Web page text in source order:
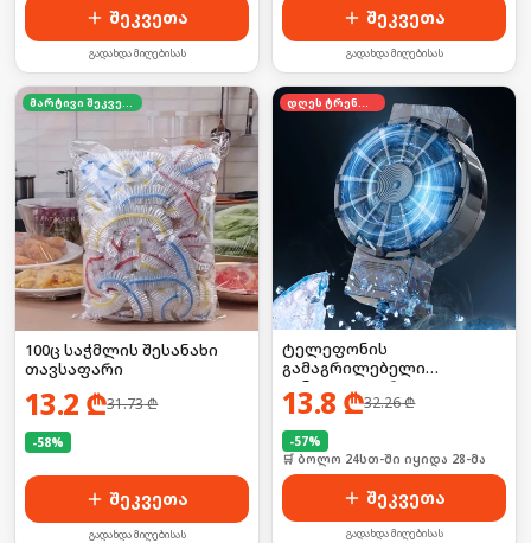
შეკვეთა
გადახდა მიღებისას
შეკვეთა
გადახდა მიღებისას
მარტივი შეკვეთა
100ც საჭმლის შესანახი
თავსაფარი
13.2 ₾31.73₾
-58%
შეკვეთა
გადახდა მიღებისას
დღეს ტრენდში
ტელეფონის
გამაგრილებელი
ვინტილატორი
13.8 ₾32.26₾
-57%
🛒 ბოლო 24სთ-ში იყიდა 28-მა
შეკვეთა
გადახდა მიღებისას